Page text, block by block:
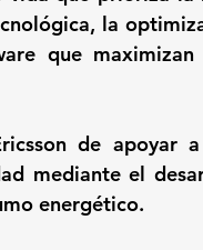
la
que
de apoyar
mediante el
energético.